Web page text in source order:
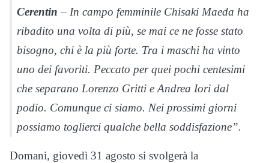
Cerentin – In campo femminile Chisaki Maeda ha
ribadito una volta di più, se mai ce ne fosse stato
bisogno, chi è la più forte. Tra i maschi ha vinto
uno dei favoriti. Peccato per quei pochi centesimi
che separano Lorenzo Gritti e Andrea Iori dal
podio. Comunque ci siamo. Nei prossimi giorni
possiamo toglierci qualche bella soddisfazione”.
Domani, giovedì 31 agosto si svolgerà la